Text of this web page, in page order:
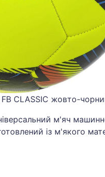
FB CLASSIC жовто-
м'яч
із м'якого